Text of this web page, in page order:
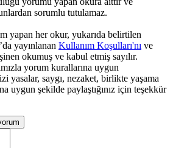
sorumlu tutulamaz.
yapan her okur, yukarıda belirtilen
yayınlanan Kullanım Koşulları'nı ve
okumuş ve kabul etmiş sayılır.
yorum kurallarına uygun
yasalar, saygı, nezaket, birlikte yaşama
uygun şekilde paylaştığınız için teşekkür